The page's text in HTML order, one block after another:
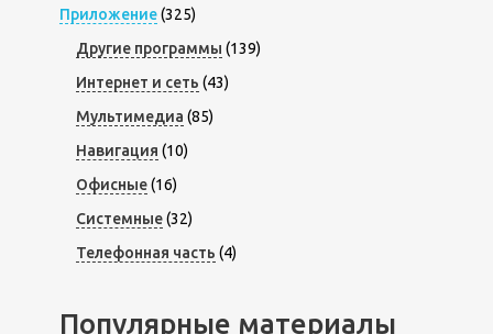
Приложение(325)
Другие программы (139)
Интернет и сеть (43)
Мультимедиа (85)
Навигация (10)
Офисные(16)
Системные(32)
Телефонная часть (4)
Популярные материалы